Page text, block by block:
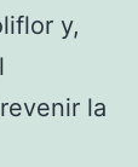
y,
la